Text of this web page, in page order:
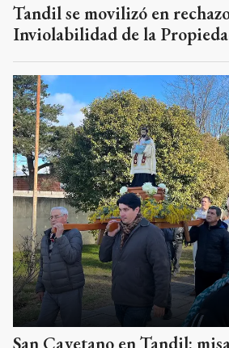
Tandil se movilizó en
Inviolabilidad de la
San Cayetano en Tandil: